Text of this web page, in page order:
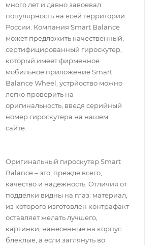
много лет и давно завоевал
популярность на всей территории
России. Компания Smart Balance
может предложить качественный,
сертифицированный гироскутер,
который имеет фирменное
мобильное приложение Smart
Balance Wheel, устрйоство можно
легко проверить на
оригинальность, введя серийный
номер гироскутера на нашем
сайте.
Оригинальный гироскутер Smart
Balance – это, прежде всего,
качество и надежность. Отличия от
подделки видны на глаз: материал,
из которого изготовлен контрафакт
оставляет желать лучшего,
картинки, нанесенные на корпус
блеклые, а если заглянуть во